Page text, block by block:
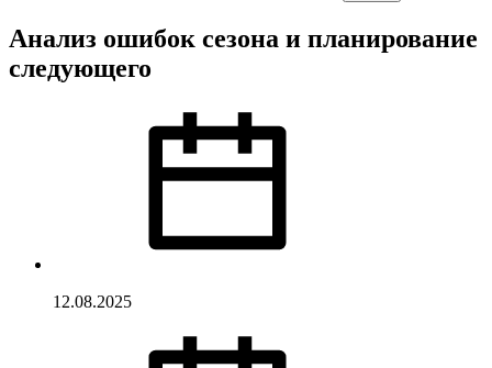
Анализ ошибок сезона и планирование
следующего
12.08.2025